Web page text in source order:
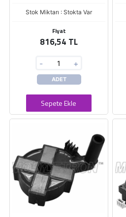
Stok Miktarı : Stokta Var
Fiyat
816,54 TL
- +
ADET
Sepete Ekle